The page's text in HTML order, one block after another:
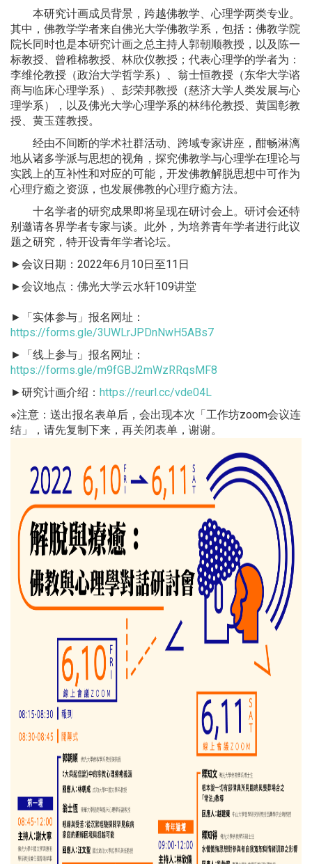
本研究计画成员背景，跨越佛教学、心理学两类专业。
其中，佛教学学者来自佛光大学佛教学系，包括：佛教学院
院长同时也是本研究计画之总主持人郭朝顺教授，以及陈一
标教授、曾稚棉教授、林欣仪教授；代表心理学的学者为：
李维伦教授（政治大学哲学系）、翁士恒教授（东华大学谘
商与临床心理学系）、彭荣邦教授（慈济大学人类发展与心
理学系），以及佛光大学心理学系的林纬伦教授、黄国彰教
授、黄玉莲教授。
经由不间断的学术社群活动、跨域专家讲座，酣畅淋漓
地从诸多学派与思想的视角，探究佛教学与心理学在理论与
实践上的互补性和对应的可能，开发佛教解脱思想中可作为
心理疗癒之资源，也发展佛教的心理疗癒方法。
十名学者的研究成果即将呈现在研讨会上。研讨会还特
别邀请各界学者专家与谈。此外，为培养青年学者进行此议
题之研究，特开设青年学者论坛。
►会议日期：2022年6月10日至11日
►会议地点：佛光大学云水轩109讲堂
►「实体参与」报名网址：
https://forms.gle/3UWLrJPDnNwH5ABs7
►「线上参与」报名网址：
https://forms.gle/m9fGBJ2mWzRRqsMF8
►研究计画介绍： https://reurl.cc/vde04L
※注意：送出报名表单后，会出现本次「工作坊zoom会议连
结」，请先复制下来，再关闭表单，谢谢。